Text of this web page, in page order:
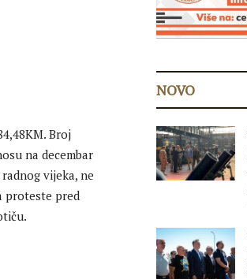
Broj
na decembar
vijeka, ne
proteste pred
NOVO